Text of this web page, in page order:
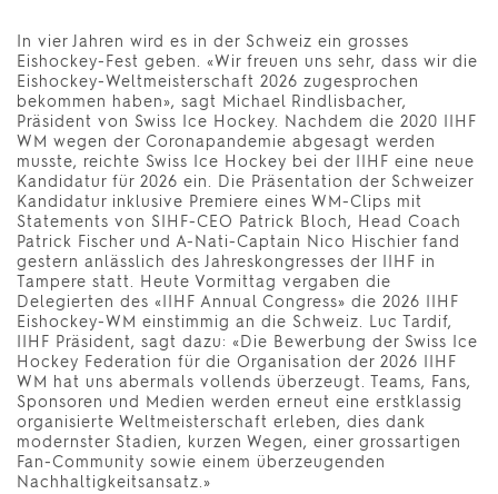
In vier Jahren wird es in der Schweiz ein grosses
Eishockey-Fest geben. «Wir freuen uns sehr, dass wir die
Eishockey-Weltmeisterschaft 2026 zugesprochen
bekommen haben», sagt Michael Rindlisbacher,
Präsident von Swiss Ice Hockey. Nachdem die 2020 IIHF
WM wegen der Coronapandemie abgesagt werden
musste, reichte Swiss Ice Hockey bei der IIHF eine neue
Kandidatur für 2026 ein. Die Präsentation der Schweizer
Kandidatur inklusive Premiere eines WM-Clips mit
Statements von SIHF-CEO Patrick Bloch, Head Coach
Patrick Fischer und A-Nati-Captain Nico Hischier fand
gestern anlässlich des Jahreskongresses der IIHF in
Tampere statt. Heute Vormittag vergaben die
Delegierten des «IIHF Annual Congress» die 2026 IIHF
Eishockey-WM einstimmig an die Schweiz. Luc Tardif,
IIHF Präsident, sagt dazu: «Die Bewerbung der Swiss Ice
Hockey Federation für die Organisation der 2026 IIHF
WM hat uns abermals vollends überzeugt. Teams, Fans,
Sponsoren und Medien werden erneut eine erstklassig
organisierte Weltmeisterschaft erleben, dies dank
modernster Stadien, kurzen Wegen, einer grossartigen
Fan-Community sowie einem überzeugenden
Nachhaltigkeitsansatz.»